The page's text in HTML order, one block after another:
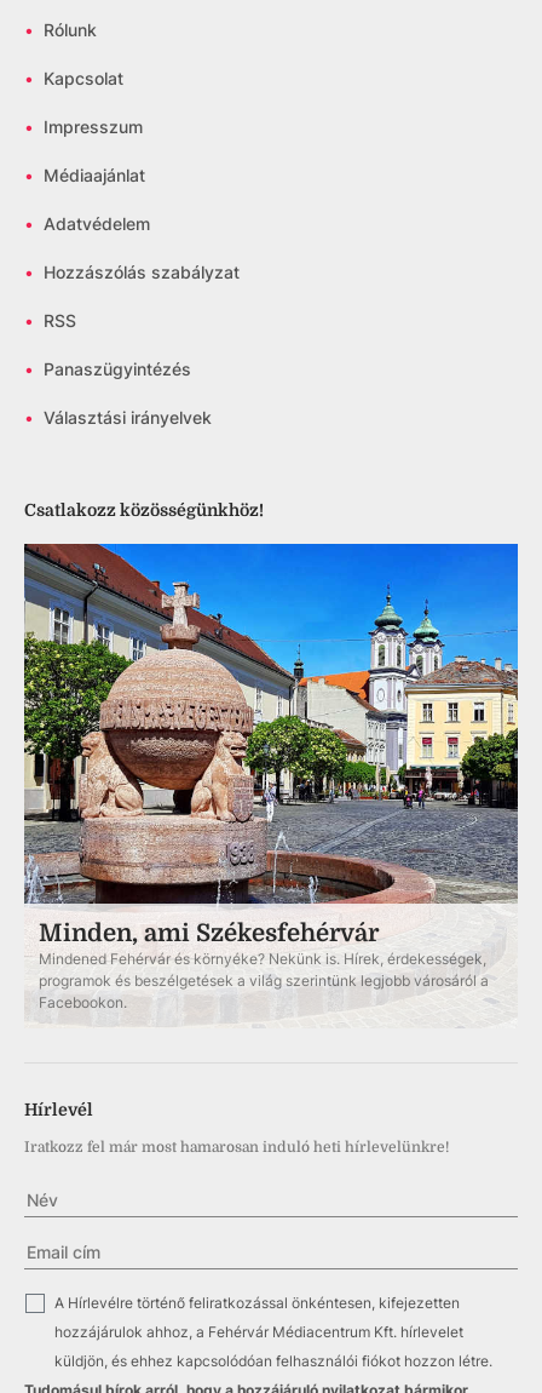
• Rólunk
• Kapcsolat
• Impresszum
• Médiaajánlat
• Adatvédelem
• Hozzászólás szabályzat
• RSS
• Panaszügyintézés
• Választási irányelvek
Csatlakozz közösségünkhöz!
Minden, ami Székesfehérvár
Mindened Fehérvár és környéke? Nekünk is. Hírek, érdekességek,
programok és beszélgetések a világ szerintünk legjobb városáról a
Facebookon.
Hírlevél
Iratkozz fel már most hamarosan induló heti hírlevelünkre!
A Hírlevélre történő feliratkozással önkéntesen, kifejezetten
hozzájárulok ahhoz, a Fehérvár Médiacentrum Kft. hírlevelet
küldjön, és ehhez kapcsolódóan felhasználói fiókot hozzon létre.